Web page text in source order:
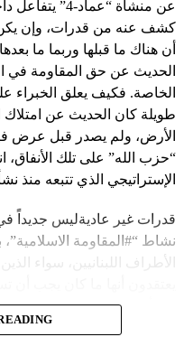
الجماعة الإسلامية: لعدم
طرابلس الجوار
عن منشأة “عماد-
أن هناك ما قبلها وربما ما
الحديث عن حق المقاومة في
الخاصة. فكيف يعلق الخبراء
طويلة كان الحديث عن امتلاك
“حزب الله” على تلك
الإستراتيجي الذي تتبعه منذ
قدرات غير عاديةليس جديداً
نشاط “#المقاومة
الأطراف اللبنانيين، سواء
إلى أن المقاومة ضد الاحتلال
إجماع داخلي، وإن كانت القوى